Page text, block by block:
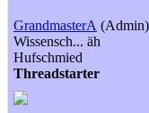
GrandmasterA (Admin)
Wissensch... äh
Hufschmied
Threadstarter